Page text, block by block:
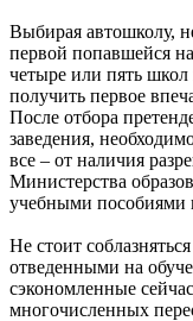
Выбирая автошколу,
первой попавшейся
четыре или пять школ
получить первое
После отбора
заведения,
все – от наличия
Министерства
учебными пособиями
Не стоит
отведенными на
сэкономленные
многочисленных